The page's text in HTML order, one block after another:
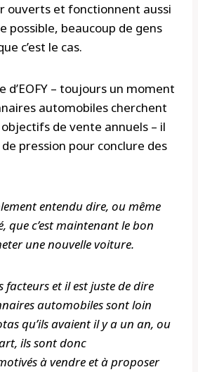
ouverts et fonctionnent aussi
possible, beaucoup de gens
c’est le cas.
d’EOFY – toujours un moment
automobiles cherchent
de vente annuels – il
de pression pour conclure des
entendu dire, ou même
que c’est maintenant le bon
une nouvelle voiture.
facteurs et il est juste de dire
automobiles sont loin
qu’ils avaient il y a un an, ou
ils sont donc
à vendre et à proposer